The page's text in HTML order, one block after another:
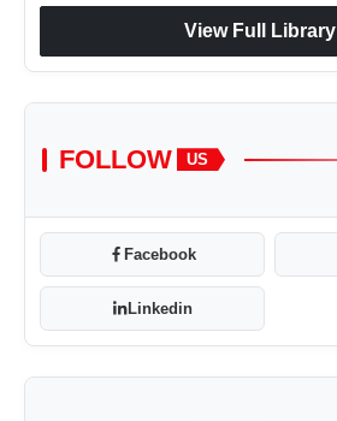
View Full Library
FOLLOW US
Facebook
Linkedin